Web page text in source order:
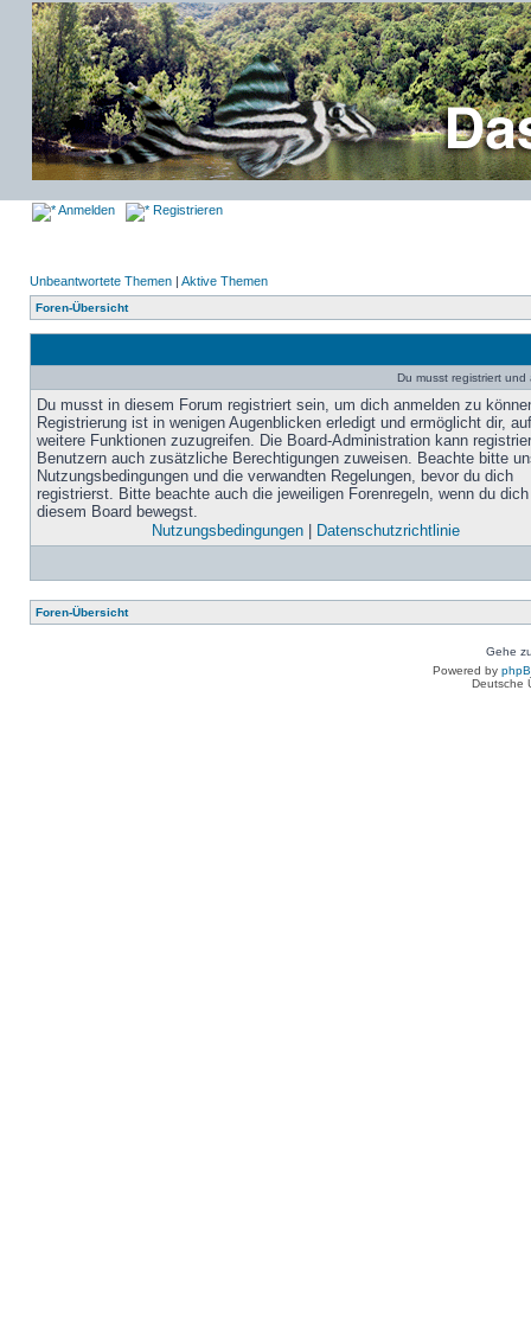
Anmelden Registrieren
Unbeantwortete Themen | Aktive Themen
Foren-Übersicht
Du musst registriert
Du musst in diesem Forum registriert sein, um dich anmelden zu
Registrierung ist in wenigen Augenblicken erledigt und ermöglicht dir, auf
weitere Funktionen zuzugreifen. Die Board-Administration kann
Benutzern auch zusätzliche Berechtigungen zuweisen. Beachte bitte
Nutzungsbedingungen und die verwandten Regelungen, bevor du dich
registrierst. Bitte beachte auch die jeweiligen Forenregeln, wenn du
diesem Board bewegst.
Nutzungsbedingungen| Datenschutzrichtlinie
Foren-Übersicht
Gehe
Powered by
Deutsche